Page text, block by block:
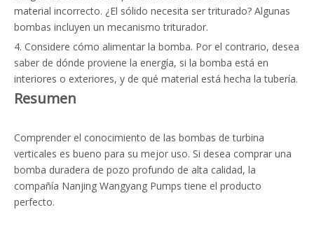
material incorrecto. ¿El sólido necesita ser triturado? Algunas
bombas incluyen un mecanismo triturador.
4. Considere cómo alimentar la bomba. Por el contrario, desea
saber de dónde proviene la energía, si la bomba está en
interiores o exteriores, y de qué material está hecha la tubería.
Resumen
Comprender el conocimiento de las bombas de turbina
verticales es bueno para su mejor uso. Si desea comprar una
bomba duradera de pozo profundo de alta calidad, la
compañía Nanjing Wangyang Pumps tiene el producto
perfecto.